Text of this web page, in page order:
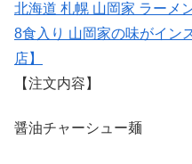
北海道 札幌 山岡家 ラーメ
8食入り 山岡家の味がイン
店】
【注文内容】
醤油チャーシュー麺